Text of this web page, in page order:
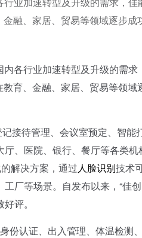
融、家居、贸易等领域逐步成
各行业加速转型及升级的需求
育、金融、家居、贸易等领域
接待管理、会议室预定、智能
、医院、银行、餐厅等各类机
解决方案，通过人脸识别技术
厂等场景。自发布以来，“佳
评。
认证、出入管理、体温检测